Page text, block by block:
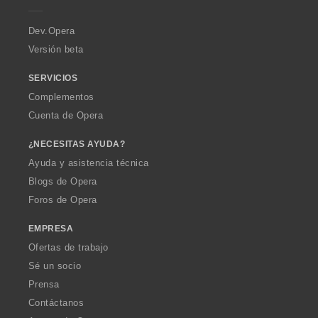
a
Dev.Opera
Versión beta
SERVICIOS
Complementos
Cuenta de Opera
¿NECESITAS AYUDA?
Ayuda y asistencia técnica
Blogs de Opera
Foros de Opera
EMPRESA
Ofertas de trabajo
Sé un socio
Prensa
Contáctanos